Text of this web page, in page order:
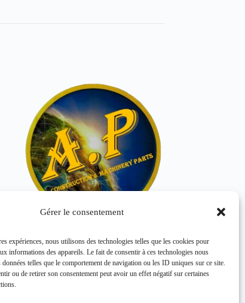
Gérer le consentement
expériences, nous utilisons des technologies telles que les cookies pour
informations des appareils. Le fait de consentir à ces technologies nous
données telles que le comportement de navigation ou les ID uniques sur ce site.
ou de retirer son consentement peut avoir un effet négatif sur certaines
KIT REPARATION
AMORTISSEUR E12586853
HITACHI